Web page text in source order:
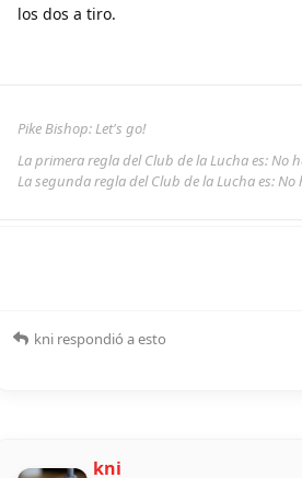
los dos a tiro.
Pike Bishop: Let's go!
La primera regla del Club de la Lucha es: No
La segunda regla del Club de la Lucha es:
kni respondió a esto
kni